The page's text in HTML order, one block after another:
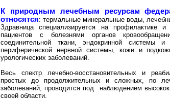
К природным лечебным ресурсам
относятся: термальные минеральные воды,
Здравница специализируется на профилактике и
пациентов с болезнями органов
соединительной ткани, эндокринной системы
периферической нервной системы, кожи и
урологических заболеваний.
Весь спектр лечебно-восстановительных и
простых до продолжительных и сложных, по
заболеваний, проводится под наблюдением
своей области.